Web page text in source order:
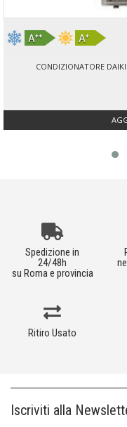
CONDIZIONATORE
Spedizione in
24/48h
su Roma e provincia
Ritiro Usato
Iscriviti alla